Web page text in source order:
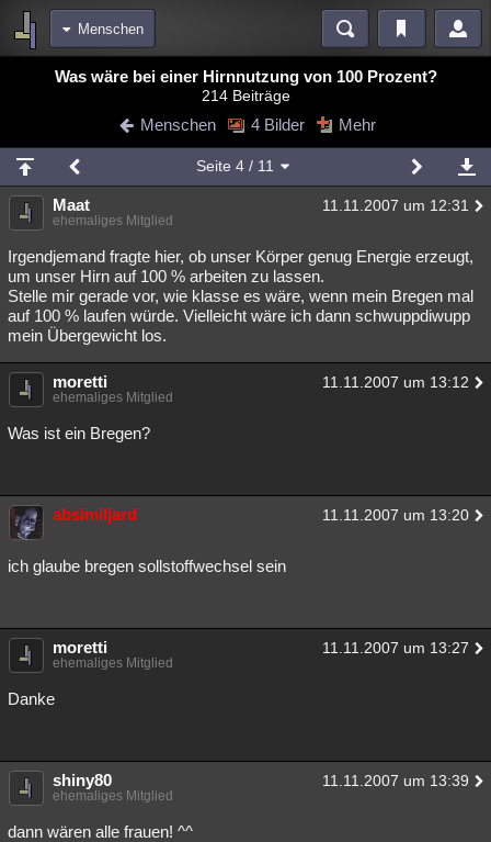
Menschen
Bereiche
Blogs Videos
Chat Wiki Neuigkeiten
meine Rubriken
Menschen Mystery Kriminalfälle
Spiritualität Verschwörungen Technologie Ufologie
Natur Umfragen Unterhaltung
weitere Rubriken
Philosophie Träume Orte Esoterik Literatur
Astronomie Helpdesk
Besucht Teilgenommen Geschlossen
Lesenswert Schlüsselwörter
Was wäre bei einer Hirnnutzung von 100 Prozent?
214 Beiträge
Menschen 4 Bilder Mehr
Seite4 / 11
Maat 11.11.2007 um 12:31
ehemaliges Mitglied
Irgendjemand fragte hier, ob unser Körper genug Energie erzeugt,
um unser Hirn auf 100 % arbeiten zu lassen.
Stelle mir gerade vor, wie klasse es wäre, wenn mein Bregen mal
auf 100 % laufen würde. Vielleicht wäre ich dann schwuppdiwupp
mein Übergewicht los.
moretti 11.11.2007 um 13:12
ehemaliges Mitglied
Was ist ein Bregen?
absimiljard 11.11.2007 um 13:20
ich glaube bregen sollstoffwechsel sein
moretti 11.11.2007 um 13:27
ehemaliges Mitglied
Danke
shiny80 11.11.2007 um 13:39
ehemaliges Mitglied
dann wären alle frauen! ^^